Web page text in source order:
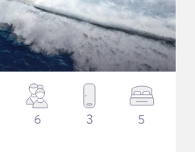
6 3 5